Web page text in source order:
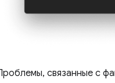
связанные с